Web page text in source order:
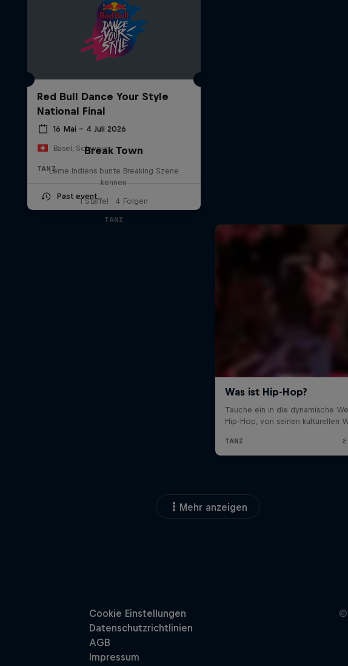
Red Bull Dance Your Style
National Final
16 Mai – 4 Juli 2026
Basel, Schweiz
TANZ
Past event
Break Town
Lerne Indiens bunte Breaking Szene
kennen
1 Staffel · 4 Folgen
TANZ
Mehr anzeigen